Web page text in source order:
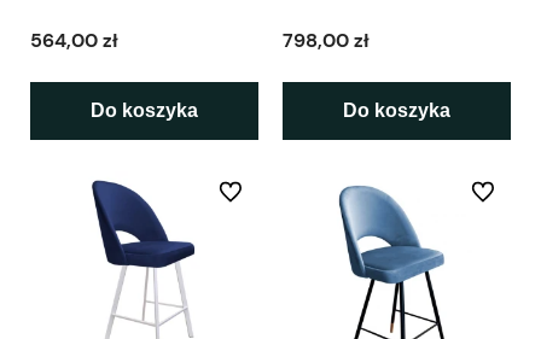
564,00 zł
Do koszyka
798,00 zł
Do koszyka
Do ulubionych Do